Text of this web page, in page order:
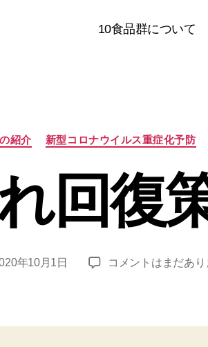
10食品群について
カ
テ
紹介 新型コロナウイルス重症化予防
回復
年10月1日
夏
復
コメントはまだあ